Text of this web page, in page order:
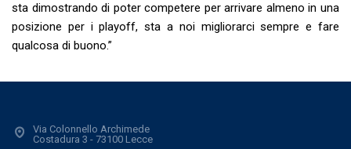
sta dimostrando di poter competere per arrivare almeno in una
posizione per i playoff, sta a noi migliorarci sempre e fare
qualcosa di buono.”
Via Colonnello Archimede
Costadura 3 - 73100 Lecce